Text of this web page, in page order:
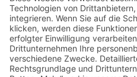
Südtirol
USA
Weihnachten
Weihnachtstexte